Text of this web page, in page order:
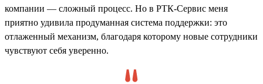
компании — сложный процесс. Но в РТК-Сервис меня
приятно удивила продуманная система поддержки: это
отлаженный механизм, благодаря которому новые сотрудники
чувствуют себя уверенно.